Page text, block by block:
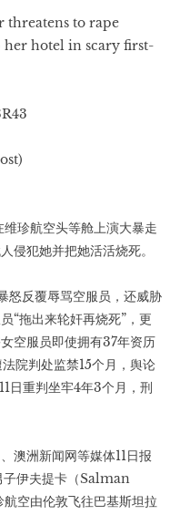
threatens to rape
hotel in scary first-
珍航空头等舱上演大暴走
侵犯她并把她活活烧死。
怒反覆辱骂空服员，还威胁
“拖出来轮奸再烧死”，更
空服员即使拥有37年资历
院判处监禁15个月，舆论
日重判坐牢4年3个月，刑
澳洲新闻网等媒体11日报
子伊夫提卡（Salman
空由伦敦飞往巴基斯坦拉